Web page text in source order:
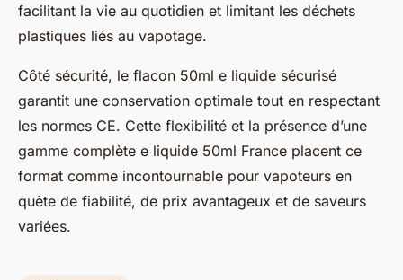
facilitant la vie au quotidien et limitant les déchets
plastiques liés au vapotage.
Côté sécurité, le flacon 50ml e liquide sécurisé
garantit une conservation optimale tout en respectant
les normes CE. Cette flexibilité et la présence d’une
gamme complète e liquide 50ml France placent ce
format comme incontournable pour vapoteurs en
quête de fiabilité, de prix avantageux et de saveurs
variées.